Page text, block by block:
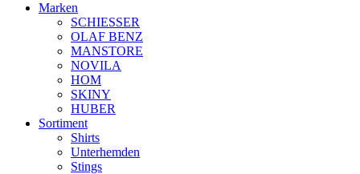
Marken
SCHIESSER
OLAF BENZ
MANSTORE
NOVILA
HOM
SKINY
HUBER
Sortiment
Shirts
Unterhemden
Stings